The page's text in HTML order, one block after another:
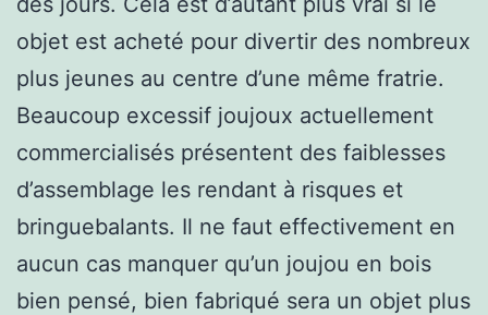
objet est acheté pour divertir des nombreux
plus jeunes au centre d’une même fratrie.
Beaucoup excessif joujoux actuellement
commercialisés présentent des faiblesses
d’assemblage les rendant à risques et
bringuebalants. Il ne faut effectivement en
aucun cas manquer qu’un joujou en bois
bien pensé, bien fabriqué sera un objet plus